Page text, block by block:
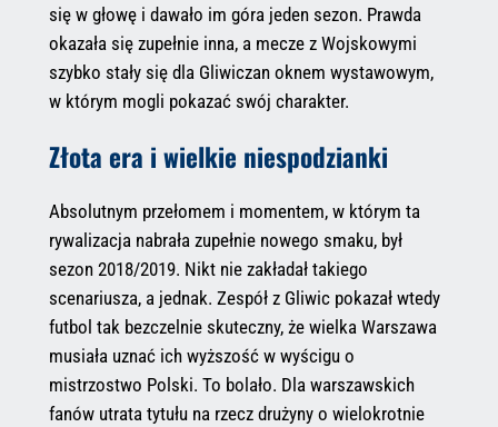
się w głowę i dawało im góra jeden sezon. Prawda
okazała się zupełnie inna, a mecze z Wojskowymi
szybko stały się dla Gliwiczan oknem wystawowym,
w którym mogli pokazać swój charakter.
Złota era i wielkie niespodzianki
Absolutnym przełomem i momentem, w którym ta
rywalizacja nabrała zupełnie nowego smaku, był
sezon 2018/2019. Nikt nie zakładał takiego
scenariusza, a jednak. Zespół z Gliwic pokazał wtedy
futbol tak bezczelnie skuteczny, że wielka Warszawa
musiała uznać ich wyższość w wyścigu o
mistrzostwo Polski. To bolało. Dla warszawskich
fanów utrata tytułu na rzecz drużyny o wielokrotnie